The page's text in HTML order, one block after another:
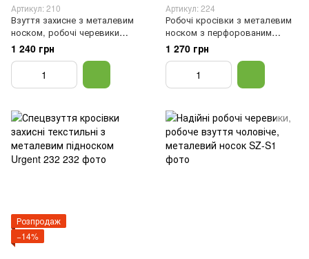
Артикул: 210
Взуття захисне з металевим
носком, робочі черевики
захисту SB E FO SRA, 41
1 240 грн
Артикул: 224
Робочі кросівки з металевим
носком з перфорованим
покриттям, робочі кросівки з
захистом, 41
1 270 грн
Розпродаж
−14%